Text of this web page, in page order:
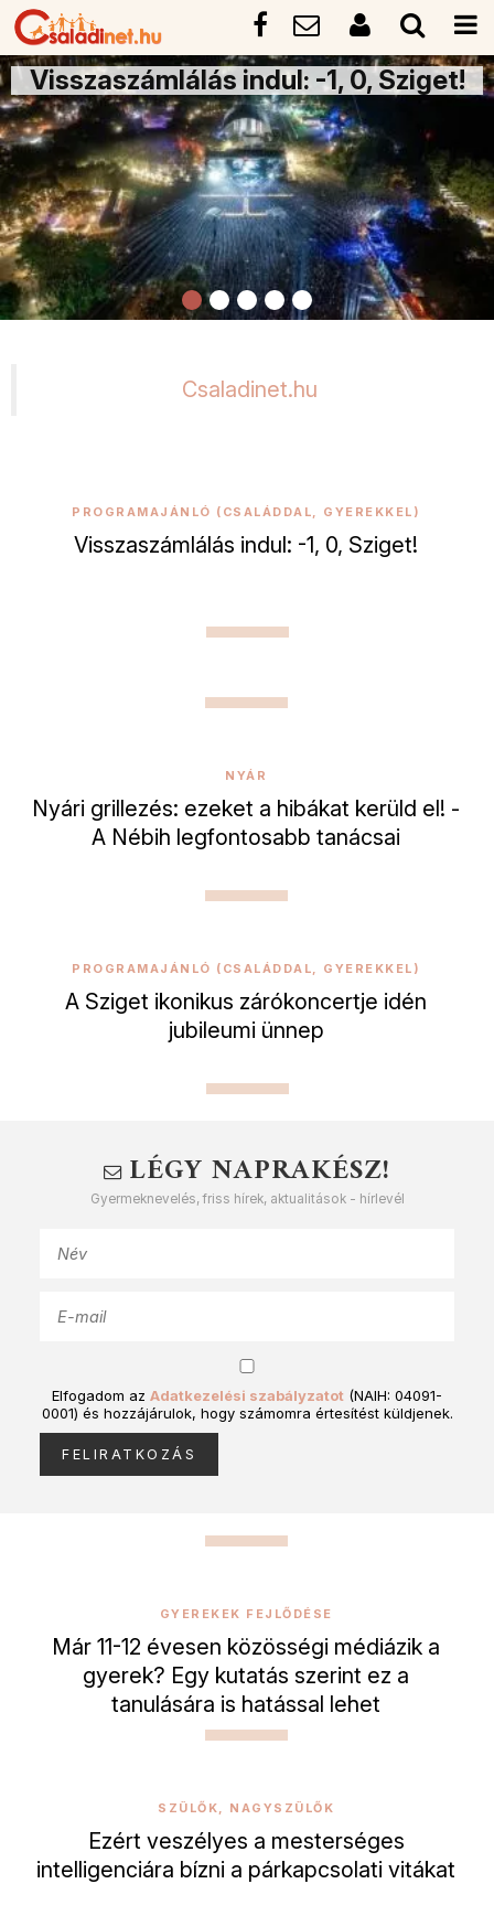
Visszaszámlálás indul: -1, 0, Sziget!
Csaladinet.hu
PROGRAMAJÁNLÓ (CSALÁDDAL, GYEREKKEL)
Visszaszámlálás indul: -1, 0, Sziget!
NYÁR
Nyári grillezés: ezeket a hibákat kerüld el! -
A Nébih legfontosabb tanácsai
PROGRAMAJÁNLÓ (CSALÁDDAL, GYEREKKEL)
A Sziget ikonikus zárókoncertje idén
jubileumi ünnep
LÉGY NAPRAKÉSZ!
Gyermeknevelés, friss hírek, aktualitások - hírlevél
Elfogadom az Adatkezelési szabályzatot (NAIH: 04091-
0001) és hozzájárulok, hogy számomra értesítést küldjenek.
GYEREKEK FEJLŐDÉSE
Már 11-12 évesen közösségi médiázik a
gyerek? Egy kutatás szerint ez a
tanulására is hatással lehet
SZÜLŐK, NAGYSZÜLŐK
Ezért veszélyes a mesterséges
intelligenciára bízni a párkapcsolati vitákat